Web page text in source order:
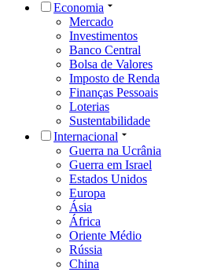
Economia
Mercado
Investimentos
Banco Central
Bolsa de Valores
Imposto de Renda
Finanças Pessoais
Loterias
Sustentabilidade
Internacional
Guerra na Ucrânia
Guerra em Israel
Estados Unidos
Europa
Ásia
África
Oriente Médio
Rússia
China